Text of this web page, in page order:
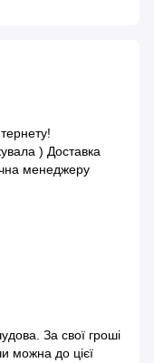
) Доставка
менеджеру
За свої гроші
можна до цієї